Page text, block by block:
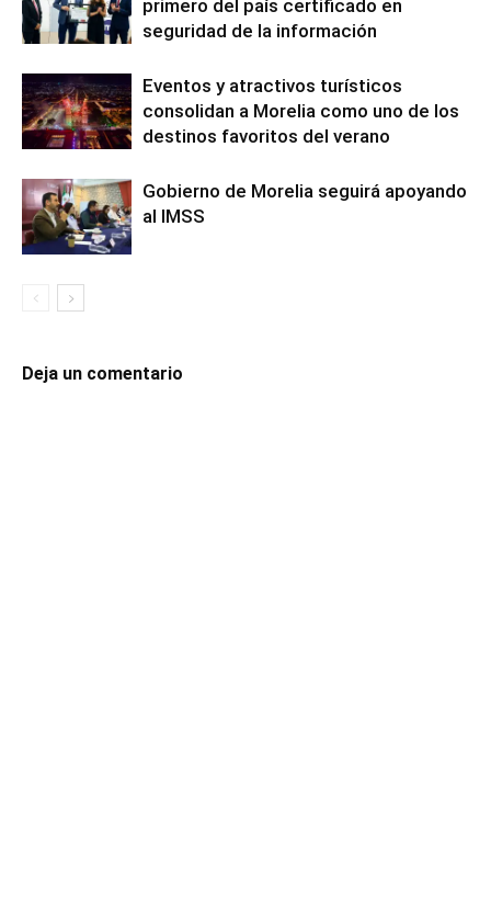
primero del país certificado en
seguridad de la información
Eventos y atractivos turísticos
consolidan a Morelia como uno de los
destinos favoritos del verano
Gobierno de Morelia seguirá apoyando
al IMSS
Deja un comentario